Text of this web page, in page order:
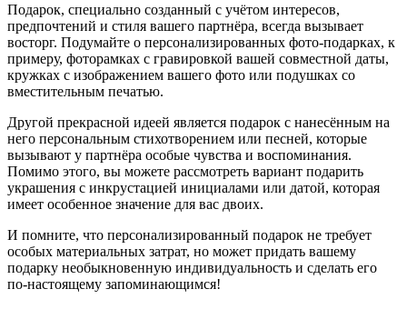
Подарок, специально созданный с учётом интересов,
предпочтений и стиля вашего партнёра, всегда вызывает
восторг. Подумайте о персонализированных фото-подарках, к
примеру, фоторамках с гравировкой вашей совместной даты,
кружках с изображением вашего фото или подушках со
вместительным печатью.
Другой прекрасной идеей является подарок с нанесённым на
него персональным стихотворением или песней, которые
вызывают у партнёра особые чувства и воспоминания.
Помимо этого, вы можете рассмотреть вариант подарить
украшения с инкрустацией инициалами или датой, которая
имеет особенное значение для вас двоих.
И помните, что персонализированный подарок не требует
особых материальных затрат, но может придать вашему
подарку необыкновенную индивидуальность и сделать его
по-настоящему запоминающимся!